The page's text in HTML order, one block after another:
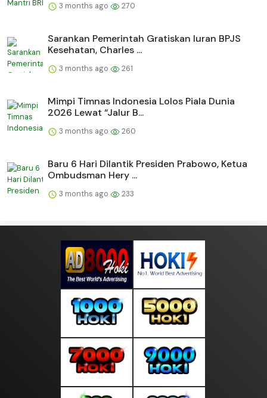
3 months ago 270
Sarankan Pemerintah Gratiskan Iuran BPJS
Kesehatan, Charles ...
3 months ago 261
Mimpi Timnas Indonesia Lolos Piala Dunia
2026 Lewat “Jalur B...
3 months ago 260
Baru 6 Hari Dilantik Presiden Prabowo, Ketua
Ombudsman Hery ...
3 months ago 233